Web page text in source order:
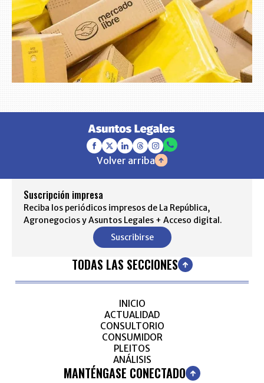
Volver arriba
Suscripción impresa
Reciba los periódicos impresos de La República,
Agronegocios y Asuntos Legales + Acceso digital.
Suscribirse
TODAS LAS SECCIONES
INICIO
ACTUALIDAD
CONSULTORIO
CONSUMIDOR
PLEITOS
ANÁLISIS
MANTÉNGASE CONECTADO